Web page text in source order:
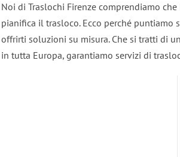
Noi di Traslochi Firenze comprendiamo
pianifica il trasloco. Ecco perché puntiamo
offrirti soluzioni su misura. Che si tratti di
in tutta Europa, garantiamo servizi di